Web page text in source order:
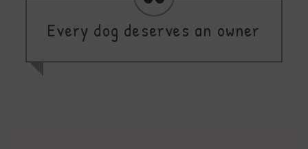
Every dog deserves an owner